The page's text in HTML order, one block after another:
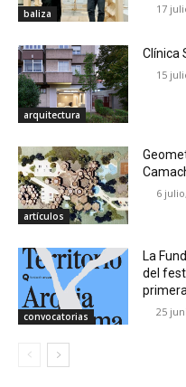
baliza 17
arquitectura
Clínica
15
artículos
6
convocatorias
La
del
25